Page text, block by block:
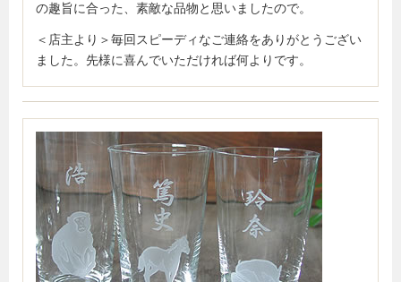
の趣旨に合った、素敵な品物と思いましたので。
＜店主より＞毎回スピーディなご連絡をありがとうござい
ました。先様に喜んでいただければ何よりです。